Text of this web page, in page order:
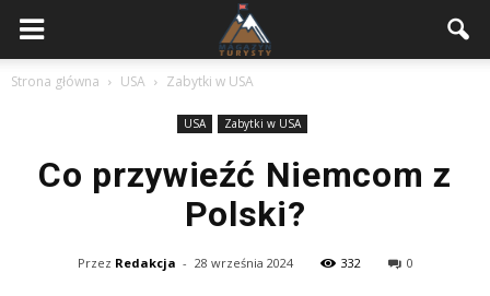
Strona główna USA Zabytki w USA
USA Zabytki w USA
Co przywieźć Niemcom z
Polski?
Przez Redakcja - 28 września 2024 332 0